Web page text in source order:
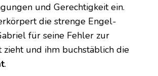
und Gerechtigkeit ein.
die strenge Engel-
für seine Fehler zur
zieht und ihm buchstäblich die
.